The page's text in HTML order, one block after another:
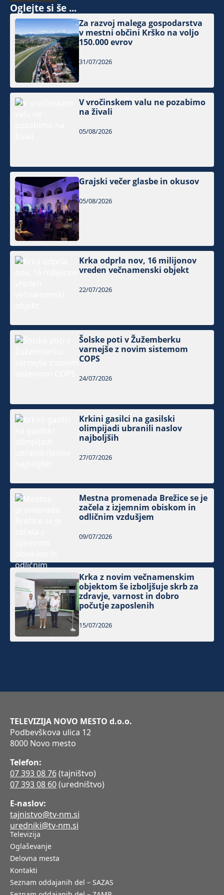
Oglejte si še ...
Za razvoj malega gospodarstva
v mestni občini Krško na voljo
150.000 evrov
31/07/2026
V vročinskem valu ne pozabimo
na živali
05/08/2026
Grajski večer glasbe in okusov
05/08/2026
Krka odprla nov, 16 milijonov
vreden večnamenski objekt
22/07/2026
Šolske poti v Žužemberku
varnejše z novim sistemom
COPS
24/07/2026
Krkini gasilci na gasilski
olimpijadi ubranili naslov
najboljših
27/07/2026
Mestna promenada Brežice se je
začela z izjemnim obiskom in
odličnim vzdušjem
09/07/2026
Krka z novim večnamenskim
objektom še izboljšuje skrb za
zdravje, varnost in dobro
počutje zaposlenih
15/07/2026
TELEVIZIJA NOVO MESTO d.o.o.
Podbevškova ulica 12
8000 Novo mesto
Telefon:
07 393 08 76(tajništvo)
07 393 08 60(uredništvo)
E-naslov:
tajnistvo@tv-nm.si
uredniki@tv-nm.si
Televizija
Oglaševanje
Delovna mesta
Kontakti
Seznam oddajanih del – SAZAS